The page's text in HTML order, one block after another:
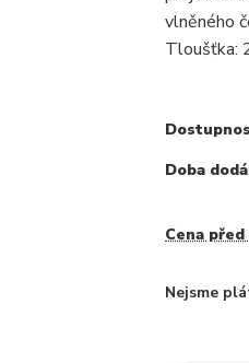
vlněného
Tloušťka:
Doba
Cena
Nejsme